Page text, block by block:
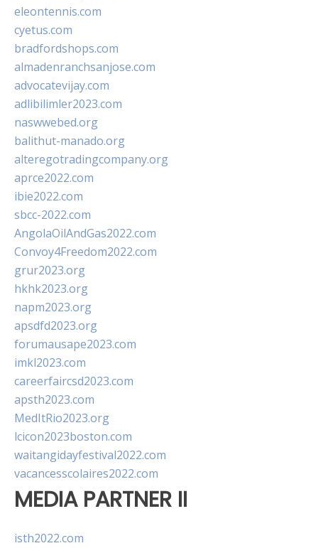
eleontennis.com
cyetus.com
bradfordshops.com
almadenranchsanjose.com
advocatevijay.com
adlibilimler2023.com
naswwebed.org
balithut-manado.org
alteregotradingcompany.org
aprce2022.com
ibie2022.com
sbcc-2022.com
AngolaOilAndGas2022.com
Convoy4Freedom2022.com
grur2023.org
hkhk2023.org
napm2023.org
apsdfd2023.org
forumausape2023.com
imkl2023.com
careerfaircsd2023.com
apsth2023.com
MedItRio2023.org
lcicon2023boston.com
waitangidayfestival2022.com
vacancesscolaires2022.com
MEDIA PARTNER II
isth2022.com